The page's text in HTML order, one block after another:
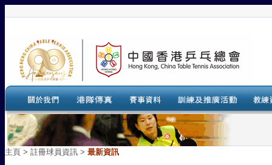
主頁 > 註冊球員資訊 > 最新資訊